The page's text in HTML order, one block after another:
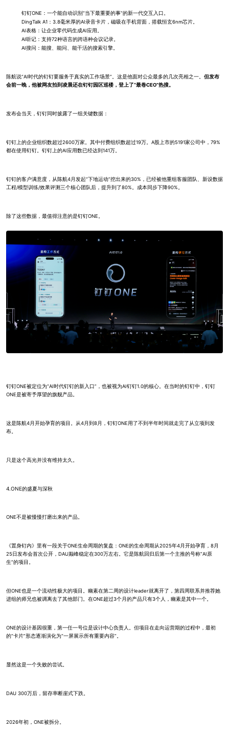
钉钉ONE：一个能自动识别“当下最重要的事”的新一代交互入口。
DingTalk A1：3.8毫米厚的AI录音卡片，磁吸在手机背面，搭载恒玄6nm芯片。
AI表格：让企业零代码生成AI应用。
AI听记：支持72种语言的跨语种会议记录。
AI搜问：能搜、能问、能干活的搜索引擎。
陈航说“AI时代的钉钉要服务于真实的工作场景”。这是他面对公众最多的几次亮相之一。 但发布
会前一晚，他被网友拍到凌晨还在钉钉园区巡楼，登上了“最卷CEO”热搜。
发布会当天，钉钉同时披露了一组关键数据：
钉钉上的企业组织数超过2600万家。其中付费组织数超过19万。A股上市的5191家公司中，79%
都在使用钉钉。钉钉上的AI应用数已经达到141万。
钉钉的客户满意度，从陈航4月发起“下地运动”挖出来的30%，已经被他重组客服团队、新设数据
工程/模型训练/效果评测三个核心团队后，提升到了80%。成本同步下降90%。
除了这些数据，最值得注意的是钉钉ONE。
钉钉ONE被定位为“AI时代钉钉的新入口”，也被视为AI钉钉1.0的核心。在当时的钉钉中，钉钉
ONE是被寄予厚望的旗舰产品。
这是陈航4月开始孕育的项目。从4月到8月，钉钉ONE用了不到半年时间就走完了从立项到发
布。
只是这个高光并没有维持太久。
4.ONE的盛夏与深秋
ONE不是被慢慢打磨出来的产品。
《置身钉内》里有一段关于ONE生命周期的复盘：ONE的生命周期从2025年4月开始孕育，8月
25日发布会首次公开，DAU巅峰稳定在300万左右。它是陈航回归后第一个主推的号称“AI原
生”的项目。
但ONE也是一个流动性极大的项目。幽素在第二周的设计leader就离开了，第四周联系并推荐她
进组的师兄也被调离去了其他部门。在ONE超过3个月的产品只有3个人，幽素是其中一个。
ONE的设计基因很重，第一任一号位是设计中心负责人。但项目在走向运营期的过程中，最初
的“卡片”形态逐渐演化为“一屏展示所有重要内容”。
显然这是一个失败的尝试。
DAU 300万后，留存率断崖式下跌。
2026年初，ONE被拆分。